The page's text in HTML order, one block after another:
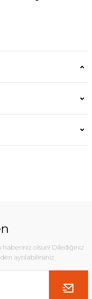
haberiniz olsun! Dilediğiniz
ayrılabilirsiniz.